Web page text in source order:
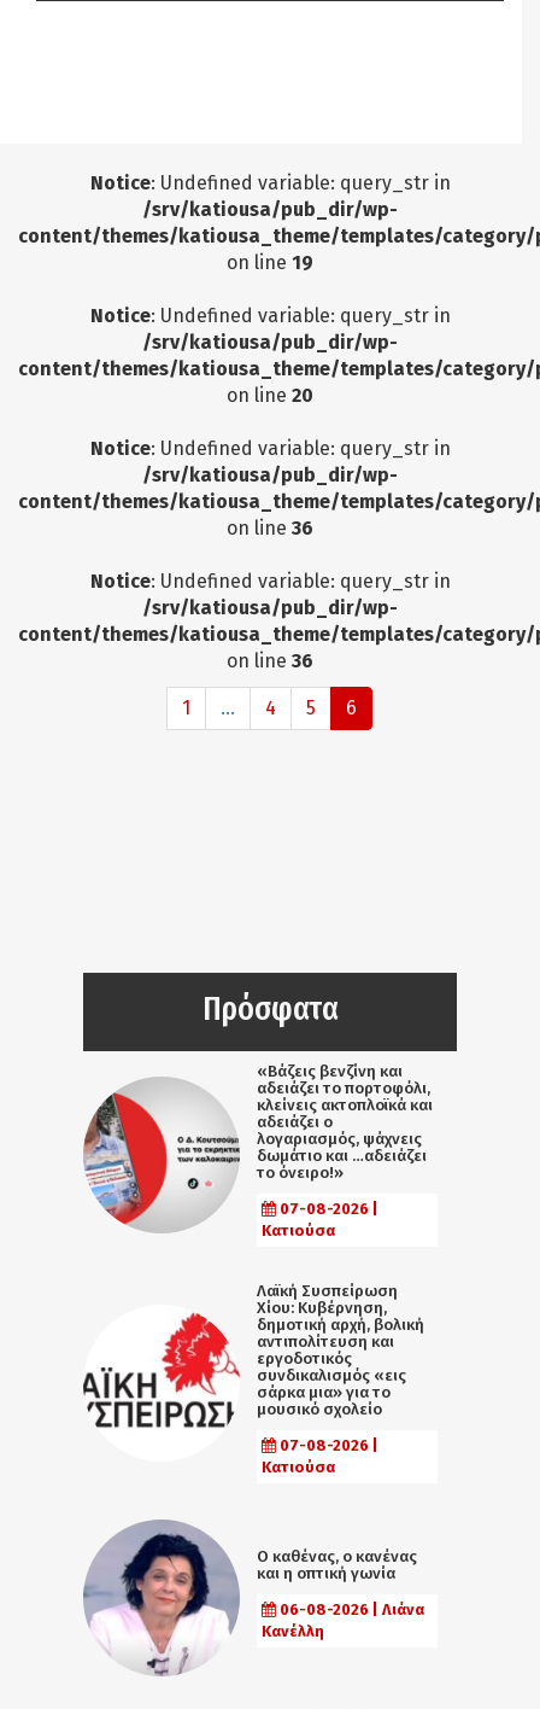
Notice: Undefined variable: query_str in
/srv/katiousa/pub_dir/wp-
content/themes/katiousa_theme/templates/
on line 19
Notice: Undefined variable: query_str in
/srv/katiousa/pub_dir/wp-
content/themes/katiousa_theme/templates/
on line 20
Notice: Undefined variable: query_str in
/srv/katiousa/pub_dir/wp-
content/themes/katiousa_theme/templates/
on line 36
Notice: Undefined variable: query_str in
/srv/katiousa/pub_dir/wp-
content/themes/katiousa_theme/templates/
on line 36
1 ... 4 5 6
Πρόσφατα
«Βάζεις βενζίνη και
αδειάζει το πορτοφόλι,
κλείνεις ακτοπλοϊκά και
αδειάζει ο
λογαριασμός, ψάχνεις
δωμάτιο και …αδειάζει
το όνειρο!»
07-08-2026 |
Κατιούσα
Λαϊκή Συσπείρωση
Χίου: Κυβέρνηση,
δημοτική αρχή, βολική
αντιπολίτευση και
εργοδοτικός
συνδικαλισμός «εις
σάρκα μια» για το
μουσικό σχολείο
07-08-2026 |
Κατιούσα
Ο καθένας, ο κανένας
και η οπτική γωνία
06-08-2026 | Λιάνα
Κανέλλη